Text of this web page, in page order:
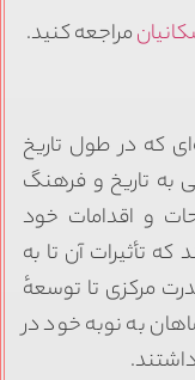
مراجعه کنید.
که در طول تاریخ
تاریخ و فرهنگ
و اقدامات خود
که تأثیرات آن تا به
مرکزی تا توسعهٔ
به نوبه خود در